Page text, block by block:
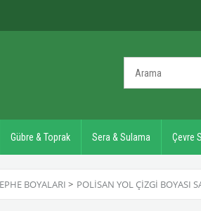
Gübre & Toprak Sera & Sulama Çevre
BOYALARI > POLISAN YOL ÇIZGI BOYASI